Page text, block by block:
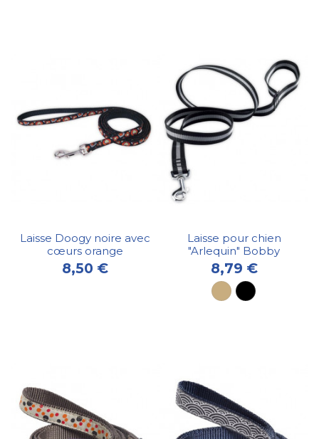
Laisse Doogy noire avec
cœurs orange
8,50 €
Laisse pour chien
"Arlequin" Bobby
8,79 €